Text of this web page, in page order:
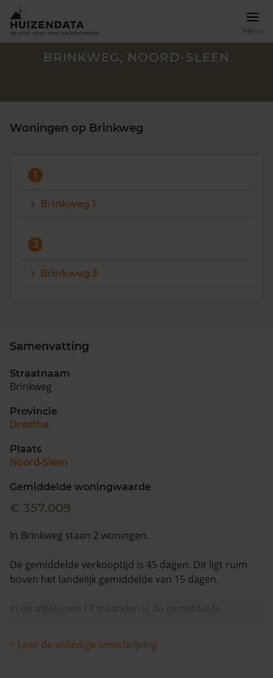
Menu
Zoek een woning
Maandag t/m vrijdag - 08:00 -18:00
BRINKWEG, NOORD-SLEEN
Woningen op Brinkweg
1
Brinkweg 1
3
Brinkweg 3
Samenvatting
Straatnaam
Brinkweg
Provincie
Drenthe
Plaats
Noord-Sleen
Gemiddelde woningwaarde
€ 357.009
In Brinkweg staan 2 woningen.
De gemiddelde verkooptijd is 45 dagen. Dit ligt ruim
boven het landelijk gemiddelde van 15 dagen.
In de afgelopen 12 maanden is de gemiddelde
+ Lees de volledige omschrijving